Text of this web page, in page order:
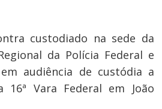
custodiado na sede da
da Polícia Federal e
audiência de custódia a
16ª Vara Federal em João